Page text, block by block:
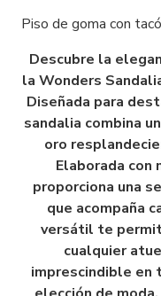
Piso de goma con
Descubre la
la Wonders
Diseñada para
sandalia combina
oro
Elaborada
proporciona una
que acompaña
versátil te
cualquier
imprescindible en